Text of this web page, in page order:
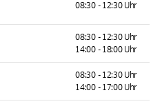
08:30 - 12:30 Uhr
08:30 - 12:30 Uhr
14:00 - 18:00 Uhr
08:30 - 12:30 Uhr
14:00 - 17:00 Uhr